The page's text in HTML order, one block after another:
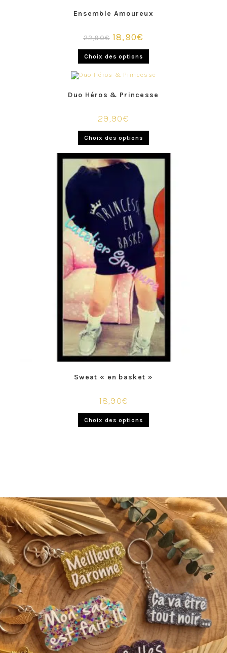
Ensemble Amoureux
22,90€ 18,90€
Choix des options
Duo Héros & Princesse
29,90€
Choix des options
Sweat « en basket »
18,90€
Choix des options